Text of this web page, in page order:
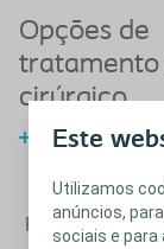
Este
Utilizamos
anúncios,
sociais e para
Opções de
tratamento
cirúrgico
Saiba mais
Fechar